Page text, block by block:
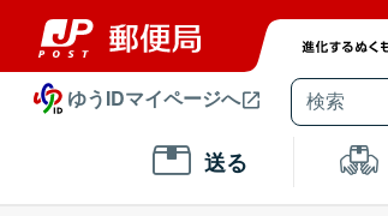
ゆうIDマイページへ
送る